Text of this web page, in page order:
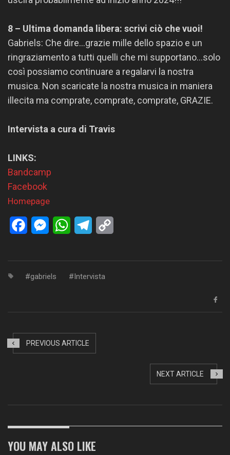
8 – Ultima domanda libera: scrivi ciò che vuoi!
Gabriels: Che dire…grazie mille dello spazio e un
ringraziamento a tutti quelli che mi supportano…solo
così possiamo continuare a regalarvi la nostra
musica. Non scaricate la nostra musica in maniera
illecita ma comprate, comprate, comprate, GRAZIE.
Intervista a cura di Travis
LINKS:
Bandcamp
Facebook
Homepage
FacebookMessengerWhatsAppTelegram
gabriels Intervista
PREVIOUS ARTICLE
NEXT ARTICLE
YOU MAY ALSO LIKE